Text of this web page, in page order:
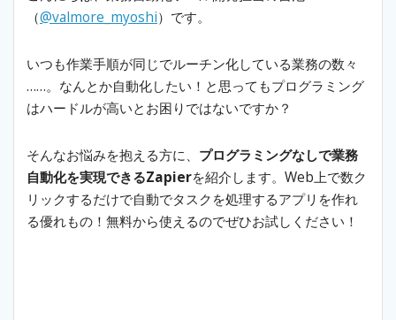
k
（@valmore_myoshi）です。
いつも作業手順が同じでルーチン化している業務の数々
……。なんとか自動化したい！と思ってもプログラミング
はハードルが高いとお困りではないですか？
そんなお悩みを抱える方に、 プログラミングなしで業務
自動化を実現できるZapierを紹介します。Web上で数ク
リックするだけで自動でタスクを処理するアプリを作れ
る優れもの！無料から使えるのでぜひお試しください！